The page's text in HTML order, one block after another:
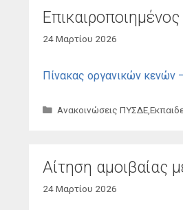
24 Μαρτίου 2026
Πίνακας οργανικών κενών
Κατηγορίες
Ανακοινώσεις ΠΥΣΔΕ,
Αίτηση αμοιβαίας
24 Μαρτίου 2026